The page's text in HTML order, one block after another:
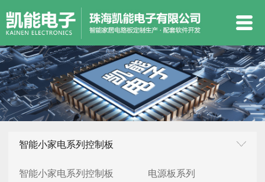
智能小家电系列控制板
智能小家电系列控制板
电源板系列